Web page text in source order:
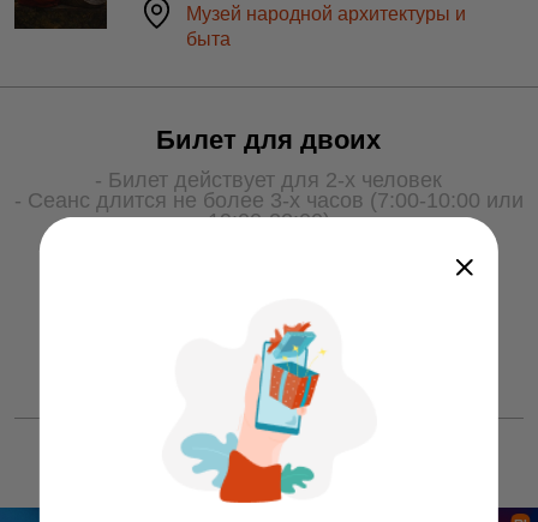
Музей народной архитектуры и
быта
Билет для двоих
- Билет действует для 2-х человек
- Сеанс длится не более 3-х часов (7:00-10:00 или
19:00-22:00)